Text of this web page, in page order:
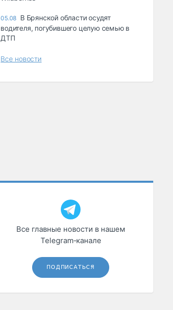
05.08 В Брянской области осудят
водителя, погубившего целую семью в
ДТП
Все новости
Все главные новости в нашем
Telegram‑канале
ПОДПИСАТЬСЯ